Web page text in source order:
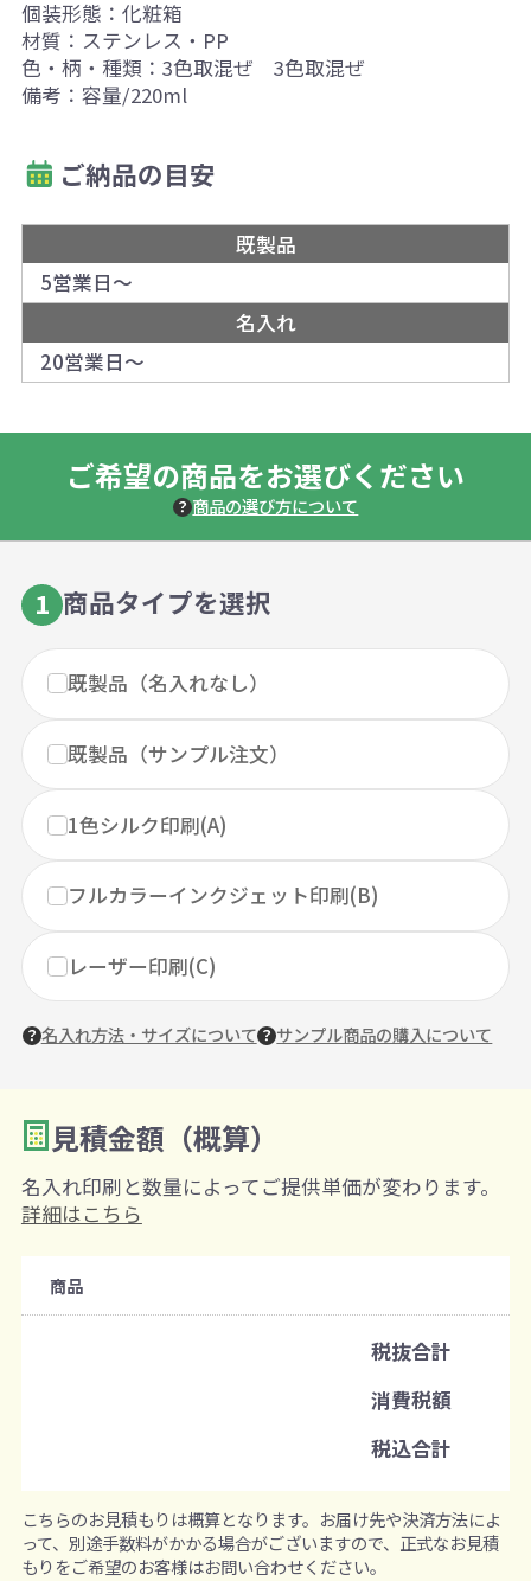
個装形態：化粧箱
材質：ステンレス・PP
色・柄・種類：3色取混ぜ 3色取混ぜ
備考：容量/220ml
ご納品の目安
既製品
5営業日～
名入れ
20営業日～
ご希望の商品をお選びください
商品の選び方について
1 商品タイプを選択
既製品（名入れなし）
既製品（サンプル注文）
1色シルク印刷(A)
フルカラーインクジェット印刷(B)
レーザー印刷(C)
名入れ方法・サイズについて サンプル商品の購入について
2 数量を入力
購入条件
既製品：96個から
名入れあり：288個から
※既製品サンプルは各色3個まで
見積金額（概算）
名入れ印刷と数量によってご提供単価が変わります。
詳細はこちら
商品
税抜合計
消費税額
税込合計
こちらのお見積もりは概算となります。お届け先や決済方法によ
って、別途手数料がかかる場合がございますので、正式なお見積
もりをご希望のお客様はお問い合わせください。